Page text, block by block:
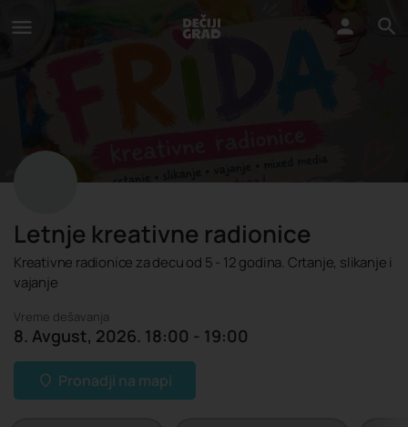
Letnje kreativne radionice
Kreativne radionice za decu od 5 - 12 godina. Crtanje, slikanje i
vajanje
Vreme dešavanja
8. Avgust, 2026. 18:00 - 19:00
Pronadji na mapi